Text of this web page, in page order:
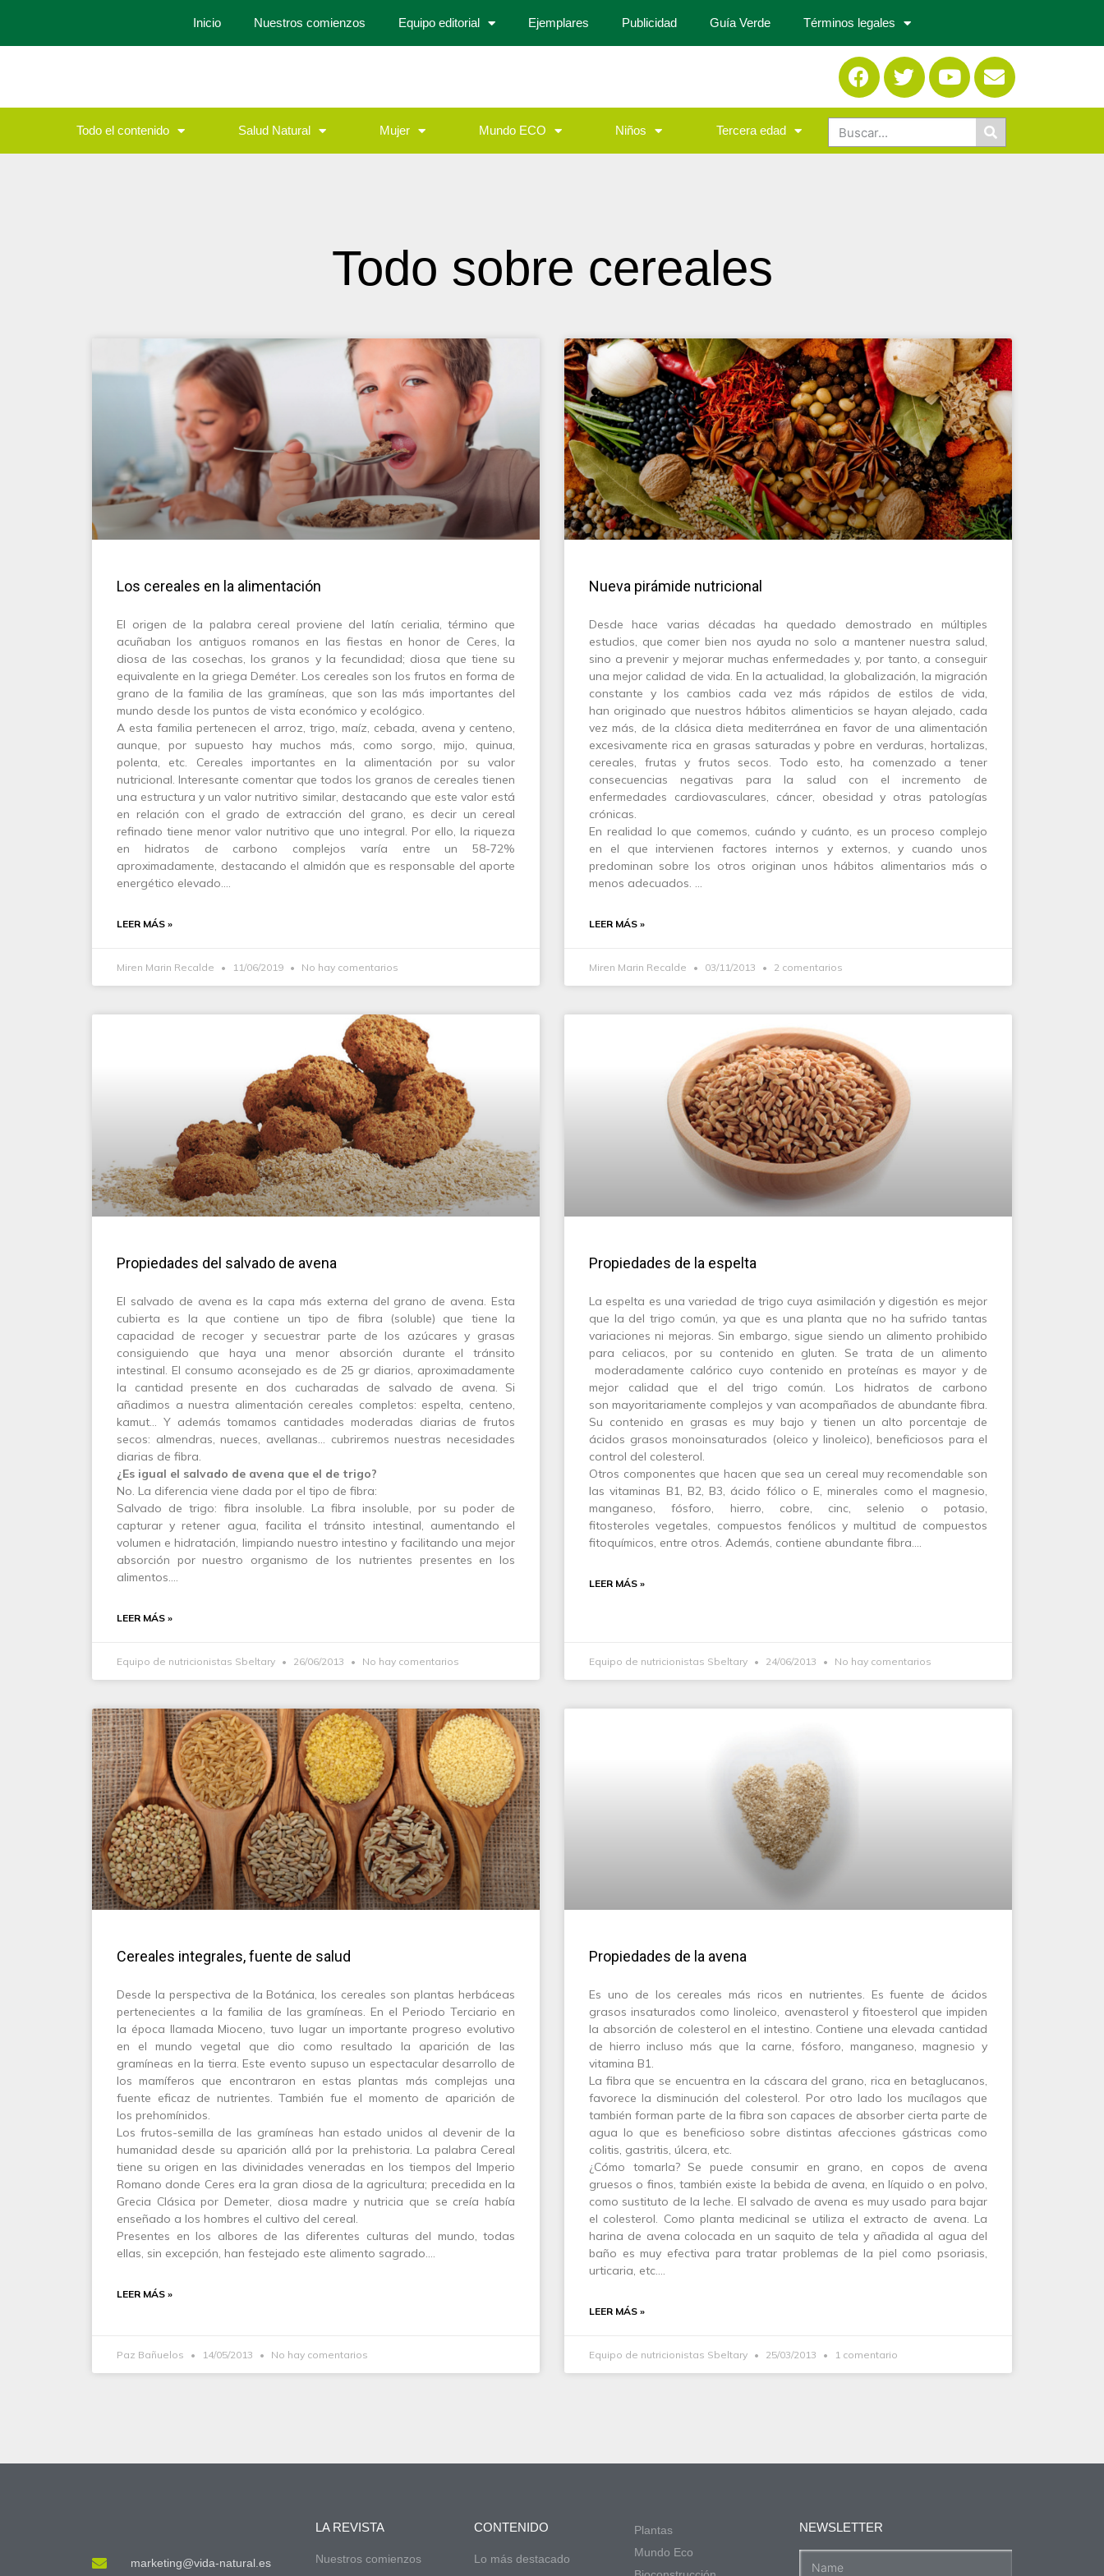
Inicio Nuestros comienzos Equipo editorial Ejemplares Publicidad Guía Verde Términos legales
Todo el contenido Salud Natural Mujer Mundo ECO Niños Tercera edad
Todo sobre cereales
Los cereales en la alimentación
El origen de la palabra cereal proviene del latín cerialia, término que
acuñaban los antiguos romanos en las fiestas en honor de Ceres, la
diosa de las cosechas, los granos y la fecundidad; diosa que tiene su
equivalente en la griega Deméter. Los cereales son los frutos en forma de
grano de la familia de las gramíneas, que son las más importantes del
mundo desde los puntos de vista económico y ecológico.
A esta familia pertenecen el arroz, trigo, maíz, cebada, avena y centeno,
aunque, por supuesto hay muchos más, como sorgo, mijo, quinua,
polenta, etc. Cereales importantes en la alimentación por su valor
nutricional. Interesante comentar que todos los granos de cereales tienen
una estructura y un valor nutritivo similar, destacando que este valor está
en relación con el grado de extracción del grano, es decir un cereal
refinado tiene menor valor nutritivo que uno integral. Por ello, la riqueza
en hidratos de carbono complejos varía entre un 58-72%
aproximadamente, destacando el almidón que es responsable del aporte
energético elevado.…
LEER MÁS »
Miren Marin Recalde 11/06/2019 No hay comentarios
Nueva pirámide nutricional
Desde hace varias décadas ha quedado demostrado en múltiples
estudios, que comer bien nos ayuda no solo a mantener nuestra salud,
sino a prevenir y mejorar muchas enfermedades y, por tanto, a conseguir
una mejor calidad de vida. En la actualidad, la globalización, la migración
constante y los cambios cada vez más rápidos de estilos de vida,
han originado que nuestros hábitos alimenticios se hayan alejado, cada
vez más, de la clásica dieta mediterránea en favor de una alimentación
excesivamente rica en grasas saturadas y pobre en verduras, hortalizas,
cereales, frutas y frutos secos. Todo esto, ha comenzado a tener
consecuencias negativas para la salud con el incremento de
enfermedades cardiovasculares, cáncer, obesidad y otras patologías
crónicas.
En realidad lo que comemos, cuándo y cuánto, es un proceso complejo
en el que intervienen factores internos y externos, y cuando unos
predominan sobre los otros originan unos hábitos alimentarios más o
menos adecuados. …
LEER MÁS »
Miren Marin Recalde 03/11/2013 2 comentarios
Propiedades del salvado de avena
El salvado de avena es la capa más externa del grano de avena. Esta
cubierta es la que contiene un tipo de fibra (soluble) que tiene la
capacidad de recoger y secuestrar parte de los azúcares y grasas
consiguiendo que haya una menor absorción durante el tránsito
intestinal. El consumo aconsejado es de 25 gr diarios, aproximadamente
la cantidad presente en dos cucharadas de salvado de avena. Si
añadimos a nuestra alimentación cereales completos: espelta, centeno,
kamut… Y además tomamos cantidades moderadas diarias de frutos
secos: almendras, nueces, avellanas… cubriremos nuestras necesidades
diarias de fibra.
¿Es igual el salvado de avena que el de trigo?
No. La diferencia viene dada por el tipo de fibra:
Salvado de trigo: fibra insoluble. La fibra insoluble, por su poder de
capturar y retener agua, facilita el tránsito intestinal, aumentando el
volumen e hidratación, limpiando nuestro intestino y facilitando una mejor
absorción por nuestro organismo de los nutrientes presentes en los
alimentos.…
LEER MÁS »
Equipo de nutricionistas Sbeltary 26/06/2013 No hay comentarios
Propiedades de la espelta
La espelta es una variedad de trigo cuya asimilación y digestión es mejor
que la del trigo común, ya que es una planta que no ha sufrido tantas
variaciones ni mejoras. Sin embargo, sigue siendo un alimento prohibido
para celiacos, por su contenido en gluten. Se trata de un alimento
moderadamente calórico cuyo contenido en proteínas es mayor y de
mejor calidad que el del trigo común. Los hidratos de carbono
son mayoritariamente complejos y van acompañados de abundante fibra.
Su contenido en grasas es muy bajo y tienen un alto porcentaje de
ácidos grasos monoinsaturados (oleico y linoleico), beneficiosos para el
control del colesterol.
Otros componentes que hacen que sea un cereal muy recomendable son
las vitaminas B1, B2, B3, ácido fólico o E, minerales como el magnesio,
manganeso, fósforo, hierro, cobre, cinc, selenio o potasio,
fitosteroles vegetales, compuestos fenólicos y multitud de compuestos
fitoquímicos, entre otros. Además, contiene abundante fibra.…
LEER MÁS »
Equipo de nutricionistas Sbeltary 24/06/2013 No hay comentarios
Cereales integrales, fuente de salud
Desde la perspectiva de la Botánica, los cereales son plantas herbáceas
pertenecientes a la familia de las gramíneas. En el Periodo Terciario en
la época llamada Mioceno, tuvo lugar un importante progreso evolutivo
en el mundo vegetal que dio como resultado la aparición de las
gramíneas en la tierra. Este evento supuso un espectacular desarrollo de
los mamíferos que encontraron en estas plantas más complejas una
fuente eficaz de nutrientes. También fue el momento de aparición de
los prehomínidos.
Los frutos-semilla de las gramíneas han estado unidos al devenir de la
humanidad desde su aparición allá por la prehistoria. La palabra Cereal
tiene su origen en las divinidades veneradas en los tiempos del Imperio
Romano donde Ceres era la gran diosa de la agricultura; precedida en la
Grecia Clásica por Demeter, diosa madre y nutricia que se creía había
enseñado a los hombres el cultivo del cereal.
Presentes en los albores de las diferentes culturas del mundo, todas
ellas, sin excepción, han festejado este alimento sagrado.…
LEER MÁS »
Paz Bañuelos 14/05/2013 No hay comentarios
Propiedades de la avena
Es uno de los cereales más ricos en nutrientes. Es fuente de ácidos
grasos insaturados como linoleico, avenasterol y fitoesterol que impiden
la absorción de colesterol en el intestino. Contiene una elevada cantidad
de hierro incluso más que la carne, fósforo, manganeso, magnesio y
vitamina B1.
La fibra que se encuentra en la cáscara del grano, rica en betaglucanos,
favorece la disminución del colesterol. Por otro lado los mucílagos que
también forman parte de la fibra son capaces de absorber cierta parte de
agua lo que es beneficioso sobre distintas afecciones gástricas como
colitis, gastritis, úlcera, etc.
¿Cómo tomarla? Se puede consumir en grano, en copos de avena
gruesos o finos, también existe la bebida de avena, en líquido o en polvo,
como sustituto de la leche. El salvado de avena es muy usado para bajar
el colesterol. Como planta medicinal se utiliza el extracto de avena. La
harina de avena colocada en un saquito de tela y añadida al agua del
baño es muy efectiva para tratar problemas de la piel como psoriasis,
urticaria, etc.…
LEER MÁS »
Equipo de nutricionistas Sbeltary 25/03/2013 1 comentario
marketing@vida-natural.es
LA REVISTA
Nuestros comienzos
CONTENIDO
Lo más destacado
Plantas
Mundo Eco
NEWSLETTER